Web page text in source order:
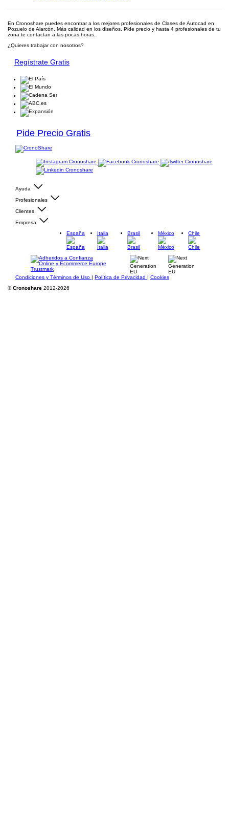
En Cronoshare puedes encontrar a los mejores profesionales de Clases de Autocad en
Pozuelo de Alarcón. Más calidad en los diseños. Pide precio y hasta 4 profesionales de tu
zona te contactan a las pocas horas.
¿Quieres trabajar con nosotros?
Regístrate Gratis
Pide Precio Gratis
Ayuda
Profesionales
Clientes
Empresa
España
Italia Brasil México Chile
Condiciones y Términos de Uso | Política de Privacidad | Cookies
©Cronoshare 2012-2026